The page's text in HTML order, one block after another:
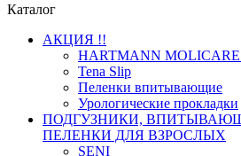
Каталог
АКЦИЯ !!
HARTMANN
Tena Slip
Пеленки впитывающие
Урологические прокладки
ПОДГУЗНИКИ,
ПЕЛЕНКИ ДЛЯ ВЗРОСЛЫХ
SENI